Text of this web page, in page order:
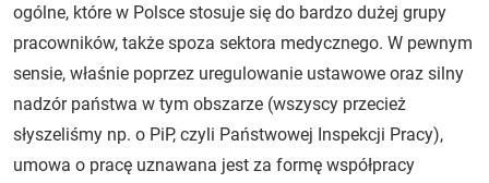
ogólne, które w Polsce stosuje się do bardzo dużej grupy
pracowników, także spoza sektora medycznego. W pewnym
sensie, właśnie poprzez uregulowanie ustawowe oraz silny
nadzór państwa w tym obszarze (wszyscy przecież
słyszeliśmy np. o PiP, czyli Państwowej Inspekcji Pracy),
umowa o pracę uznawana jest za formę współpracy